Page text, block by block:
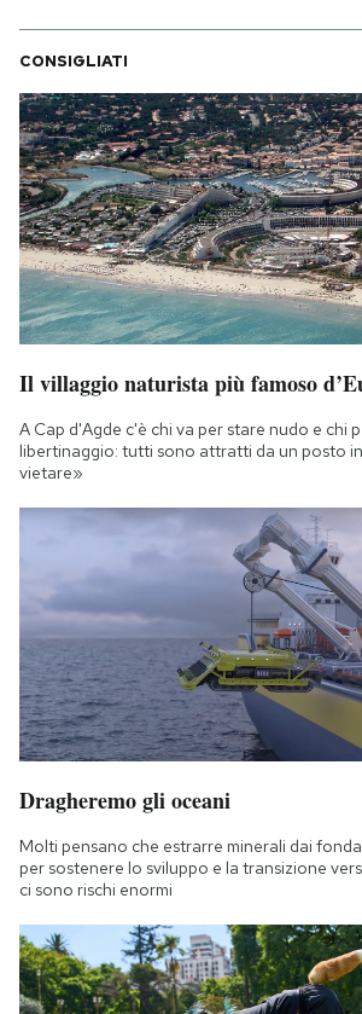
CONSIGLIATI
Il villaggio naturista più famoso
A Cap d'Agde c'è chi va per stare nudo e chi
libertinaggio: tutti sono attratti da un posto
vietare»
Dragheremo gli oceani
Molti pensano che estrarre minerali dai
per sostenere lo sviluppo e la transizione
ci sono rischi enormi